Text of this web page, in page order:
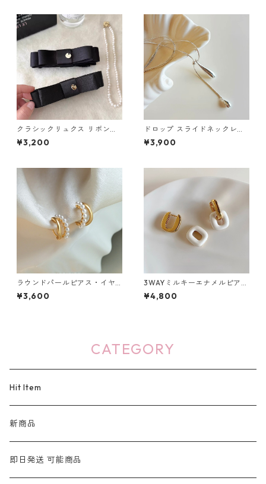
クラシックリュクス リボンバ
ナナクリップ（２色）：669
¥3,200
ドロップ スライドネックレ
ス：678
¥3,900
ラウンドパールピアス・イヤ
リング：249
¥3,600
3WAYミルキーエナメルピア
ス：636
¥4,800
CATEGORY
Hit Item
新商品
即日発送 可能商品